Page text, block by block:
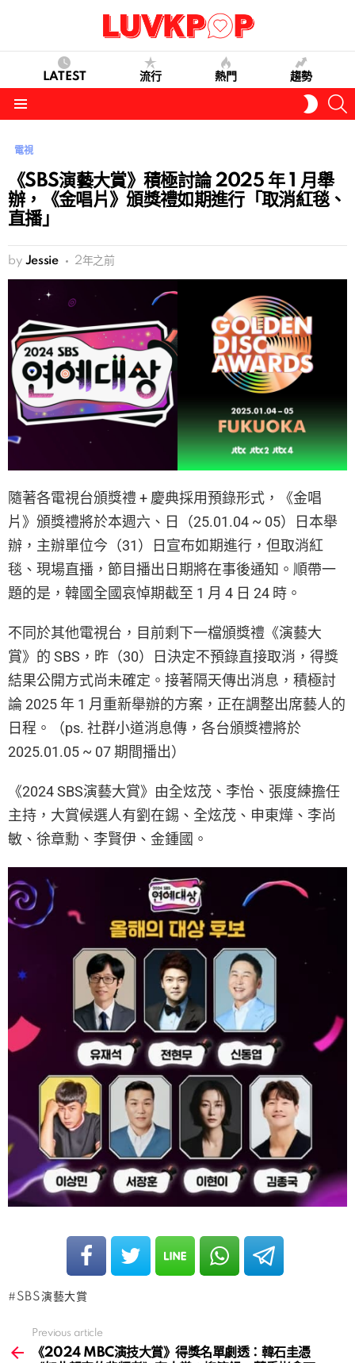
LATEST 流行 熱門 趨勢
SKIN
電視
《SBS演藝大賞》積極討論 2025 年 1 月舉
辦，《金唱片》頒獎禮如期進行「取消紅毯、
直播」
by Jessie 2年之前
隨著各電視台頒獎禮 + 慶典採用預錄形式，《金唱
片》頒獎禮將於本週六、日（25.01.04 ~ 05）日本舉
辦，主辦單位今（31）日宣布如期進行，但取消紅
毯、現場直播，節目播出日期將在事後通知。順帶一
題的是，韓國全國哀悼期截至 1 月 4 日 24 時。
不同於其他電視台，目前剩下一檔頒獎禮《演藝大
賞》的 SBS，昨（30）日決定不預錄直接取消，得獎
結果公開方式尚未確定。接著隔天傳出消息，積極討
論 2025 年 1 月重新舉辦的方案，正在調整出席藝人的
日程。（ps. 社群小道消息傳，各台頒獎禮將於
2025.01.05 ~ 07 期間播出）
《2024 SBS演藝大賞》由全炫茂、李怡、張度練擔任
主持，大賞候選人有劉在錫、全炫茂、申東燁、李尚
敏、徐章勳、李賢伊、金鍾國。
SBS演藝大賞
more
Previous article
《2024 MBC演技大賞》得獎名單劇透：韓石圭憑